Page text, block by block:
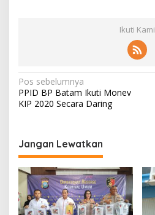
Ikuti Kami
N
a
i
g
a
s
i
Pos sebelumnya
PPID BP Batam Ikuti Monev
KIP 2020 Secara Daring
Jangan Lewatkan